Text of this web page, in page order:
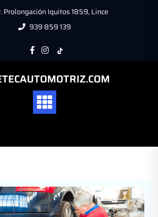
Prolongación Iquitos 1859, Lince
939 859 139